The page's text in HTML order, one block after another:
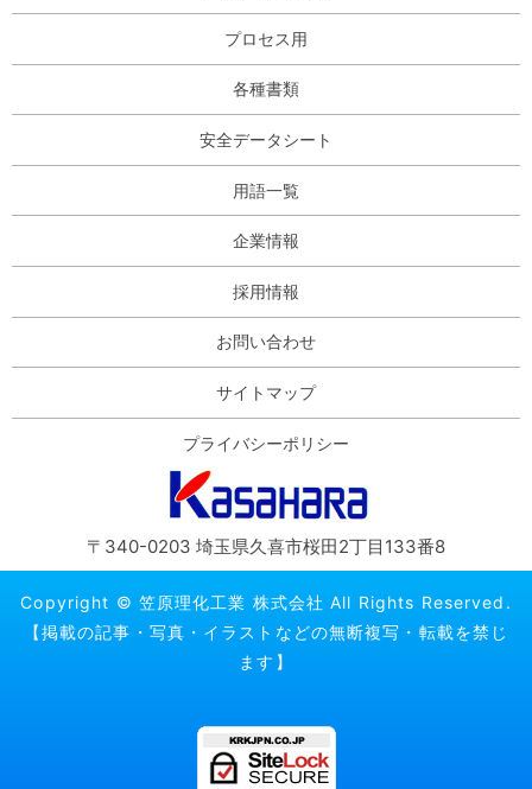
プロセス用
各種書類
安全データシート
用語一覧
企業情報
採用情報
お問い合わせ
サイトマップ
プライバシーポリシー
〒340-0203 埼玉県久喜市桜田2丁目133番8
Copyright © 笠原理化工業 株式会社 All Rights Reserved.
【掲載の記事・写真・イラストなどの無断複写・転載を禁じ
ます】